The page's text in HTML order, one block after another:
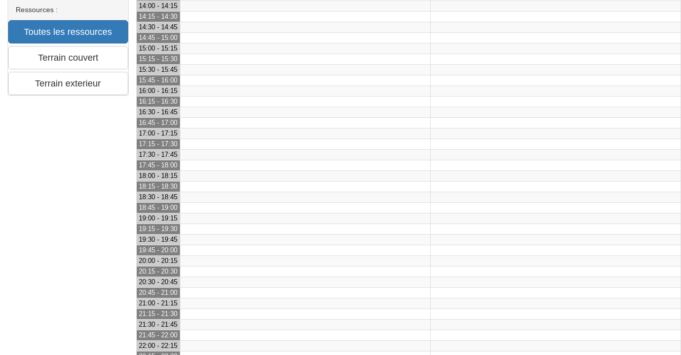
Ressources :
14:00 - 14:15
14:15 - 14:30
14:30 - 14:45
14:45 - 15:00
15:00 - 15:15
15:15 - 15:30
15:30 - 15:45
15:45 - 16:00
16:00 - 16:15
16:15 - 16:30
16:30 - 16:45
16:45 - 17:00
17:00 - 17:15
17:15 - 17:30
17:30 - 17:45
17:45 - 18:00
18:00 - 18:15
18:15 - 18:30
18:30 - 18:45
18:45 - 19:00
19:00 - 19:15
19:15 - 19:30
19:30 - 19:45
19:45 - 20:00
20:00 - 20:15
20:15 - 20:30
20:30 - 20:45
20:45 - 21:00
21:00 - 21:15
21:15 - 21:30
21:30 - 21:45
21:45 - 22:00
22:00 - 22:15